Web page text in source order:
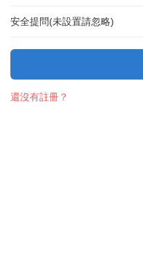
安全提問(未設置請忽略)
還沒有註冊？